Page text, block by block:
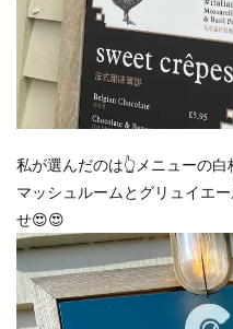
私が選んだのは👆メニューの
マッシュルームとグリュイエ
せ😍😍